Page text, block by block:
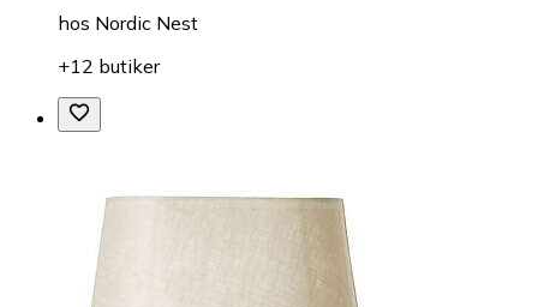
hos Nordic Nest
+12 butiker